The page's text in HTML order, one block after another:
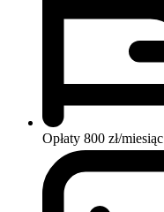
Opłaty 800 zł/miesiąc